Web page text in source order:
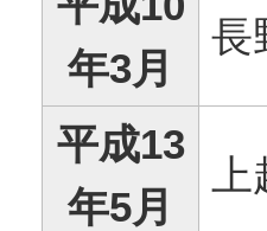
年3月
長
平成13
年5月